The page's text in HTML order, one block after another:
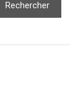
Rechercher